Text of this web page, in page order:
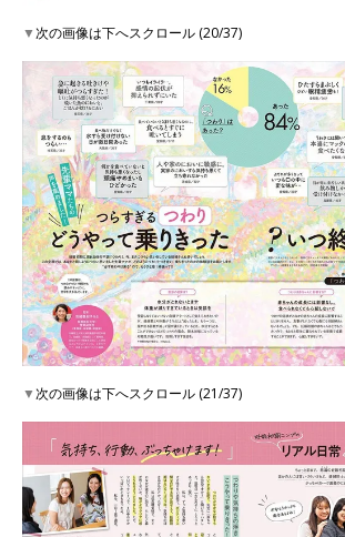
▼次の画像は下へスクロール (20/37)
▼次の画像は下へスクロール (21/37)